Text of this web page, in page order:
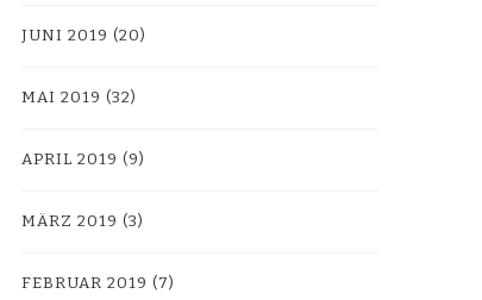
JUNI 2019 (20)
MAI 2019 (32)
APRIL 2019 (9)
MÄRZ 2019 (3)
FEBRUAR 2019 (7)